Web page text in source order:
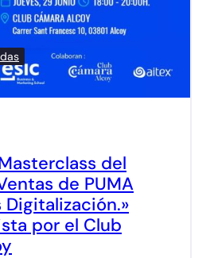
del
de PUMA
Digitalización.»
por el Club